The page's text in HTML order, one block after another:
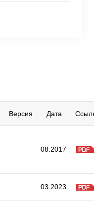
Версия Дата
08.2017
03.2023